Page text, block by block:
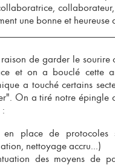
une bonne et heureuse
de garder le sourire
et on a bouclé cette
a touché certains
". On a tiré notre épingle
:
place de protocoles
nettoyage accru...)
des moyens de